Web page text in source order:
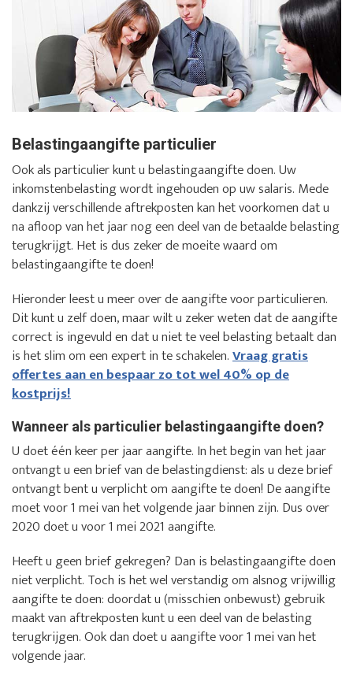
Belastingaangifte particulier
Ook als particulier kunt u belastingaangifte doen. Uw
inkomstenbelasting wordt ingehouden op uw salaris. Mede
dankzij verschillende aftrekposten kan het voorkomen dat u
na afloop van het jaar nog een deel van de betaalde belasting
terugkrijgt. Het is dus zeker de moeite waard om
belastingaangifte te doen!
Hieronder leest u meer over de aangifte voor particulieren.
Dit kunt u zelf doen, maar wilt u zeker weten dat de aangifte
correct is ingevuld en dat u niet te veel belasting betaalt dan
is het slim om een expert in te schakelen.Vraag gratis
offertes aan en bespaar zo tot wel 40% op de
kostprijs!
Wanneer als particulier belastingaangifte doen?
U doet één keer per jaar aangifte. In het begin van het jaar
ontvangt u een brief van de belastingdienst: als u deze brief
ontvangt bent u verplicht om aangifte te doen! De aangifte
moet voor 1 mei van het volgende jaar binnen zijn. Dus over
2020 doet u voor 1 mei 2021 aangifte.
Heeft u geen brief gekregen? Dan is belastingaangifte doen
niet verplicht. Toch is het wel verstandig om alsnog vrijwillig
aangifte te doen: doordat u (misschien onbewust) gebruik
maakt van aftrekposten kunt u een deel van de belasting
terugkrijgen. Ook dan doet u aangifte voor 1 mei van het
volgende jaar.